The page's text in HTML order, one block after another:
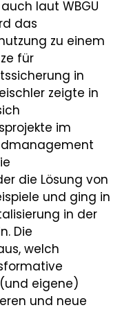
laut WBGU
das
zu einem
für
in
zeigte in
im
die Lösung von
und ging in
in der
Die
welch
eigene)
und neue